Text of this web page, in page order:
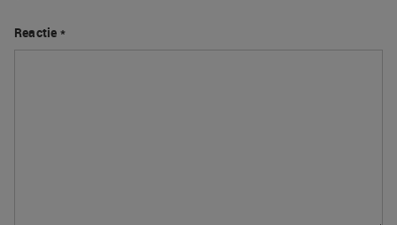
Reactie *